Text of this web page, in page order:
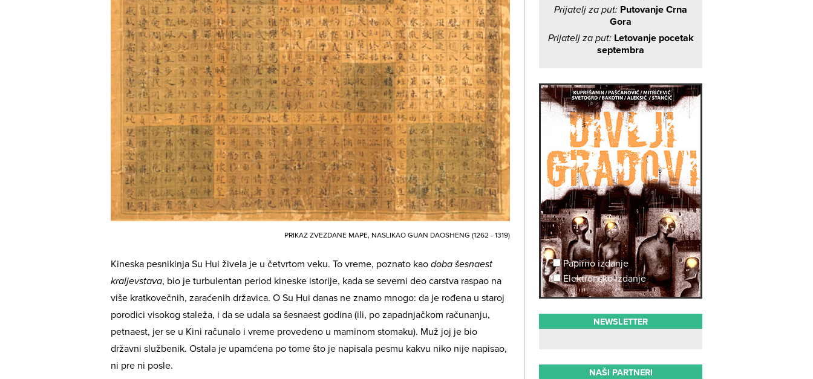
PRIKAZ ZVEZDANE MAPE, NASLIKAO GUAN DAOSHENG (1262 - 1319)
Kineska pesnikinja Su Hui živela je u četvrtom veku. To vreme, poznato kao doba šesnaest
kraljevstava, bio je turbulentan period kineske istorije, kada se severni deo carstva raspao na
više kratkovečnih, zaraćenih državica. O Su Hui danas ne znamo mnogo: da je rođena u staroj
porodici visokog staleža, i da se udala sa šesnaest godina (ili, po zapadnjačkom računanju,
petnaest, jer se u Kini računalo i vreme provedeno u maminom stomaku). Muž joj je bio
državni službenik. Ostala je upamćena po tome što je napisala pesmu kakvu niko nije napisao,
ni pre ni posle.
Prijatelj za put: Putovanje Crna
Gora
Prijatelj za put: Letovanje pocetak
septembra
Papirno izdanje
Elektronsko izdanje
NEWSLETTER
NAŠI PARTNERI